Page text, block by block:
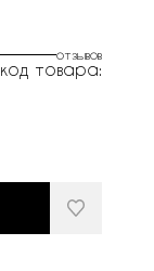
отзывов
код товара: